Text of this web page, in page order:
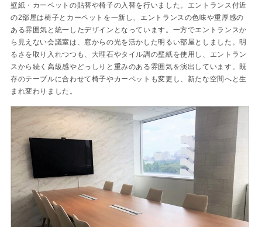
壁紙・カーペットの貼替や椅子の入替を行いました。エントランス付近
の2部屋は椅子とカーペットを一新し、エントランスの色味や重厚感の
ある雰囲気と統一したデザインとなっています。一方でエントランスか
ら見えない会議室は、窓からの光を活かした明るい部屋としました。明
るさを取り入れつつも、大理石やタイル調の壁紙を使用し、エントラン
スから続く高級感やどっしりと重みのある雰囲気を演出しています。既
存のテーブルに合わせて椅子やカーペットも変更し、新たな空間へと生
まれ変わりました。